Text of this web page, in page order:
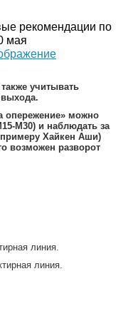
учитывать
опережение» можно
M30) и наблюдать за
примеру Хайкен Аши)
возможен разворот
линия.
линия.